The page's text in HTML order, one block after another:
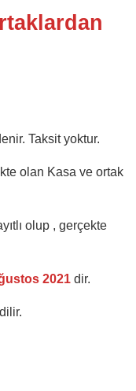
Taksit yoktur.
olan Kasa ve ortak
olup , gerçekte
2021 dir.